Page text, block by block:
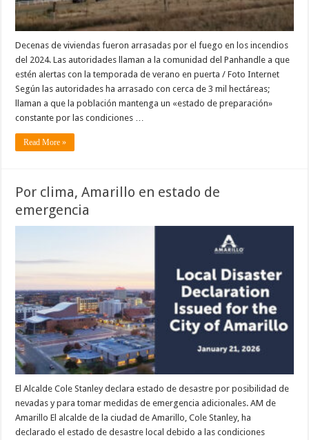
Decenas de viviendas fueron arrasadas por el fuego en los incendios
del 2024. Las autoridades llaman a la comunidad del Panhandle a que
estén alertas con la temporada de verano en puerta / Foto Internet
Según las autoridades ha arrasado con cerca de 3 mil hectáreas;
llaman a que la población mantenga un «estado de preparación»
constante por las condiciones …
Read More »
Por clima, Amarillo en estado de
emergencia
El Alcalde Cole Stanley declara estado de desastre por posibilidad de
nevadas y para tomar medidas de emergencia adicionales. AM de
Amarillo El alcalde de la ciudad de Amarillo, Cole Stanley, ha
declarado el estado de desastre local debido a las condiciones